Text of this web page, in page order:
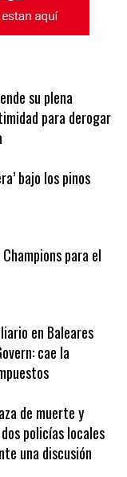
su plena
para derogar
bajo los pinos
para el
en Baleares
cae la
de muerte y
policías locales
una discusión